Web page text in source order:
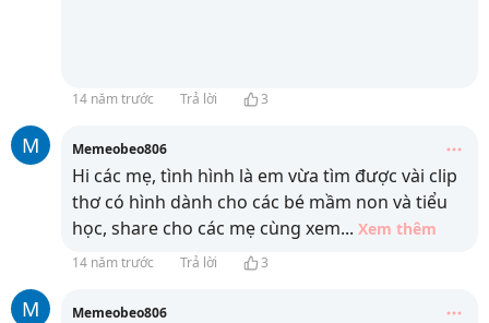
14 năm trước Trả lời 3
M Memeobeo806
Hi các mẹ, tình hình là em vừa tìm được vài clip
thơ có hình dành cho các bé mầm non và tiểu
học, share cho các mẹ cùng xem... Xem thêm
14 năm trước Trả lời 3
M Memeobeo806